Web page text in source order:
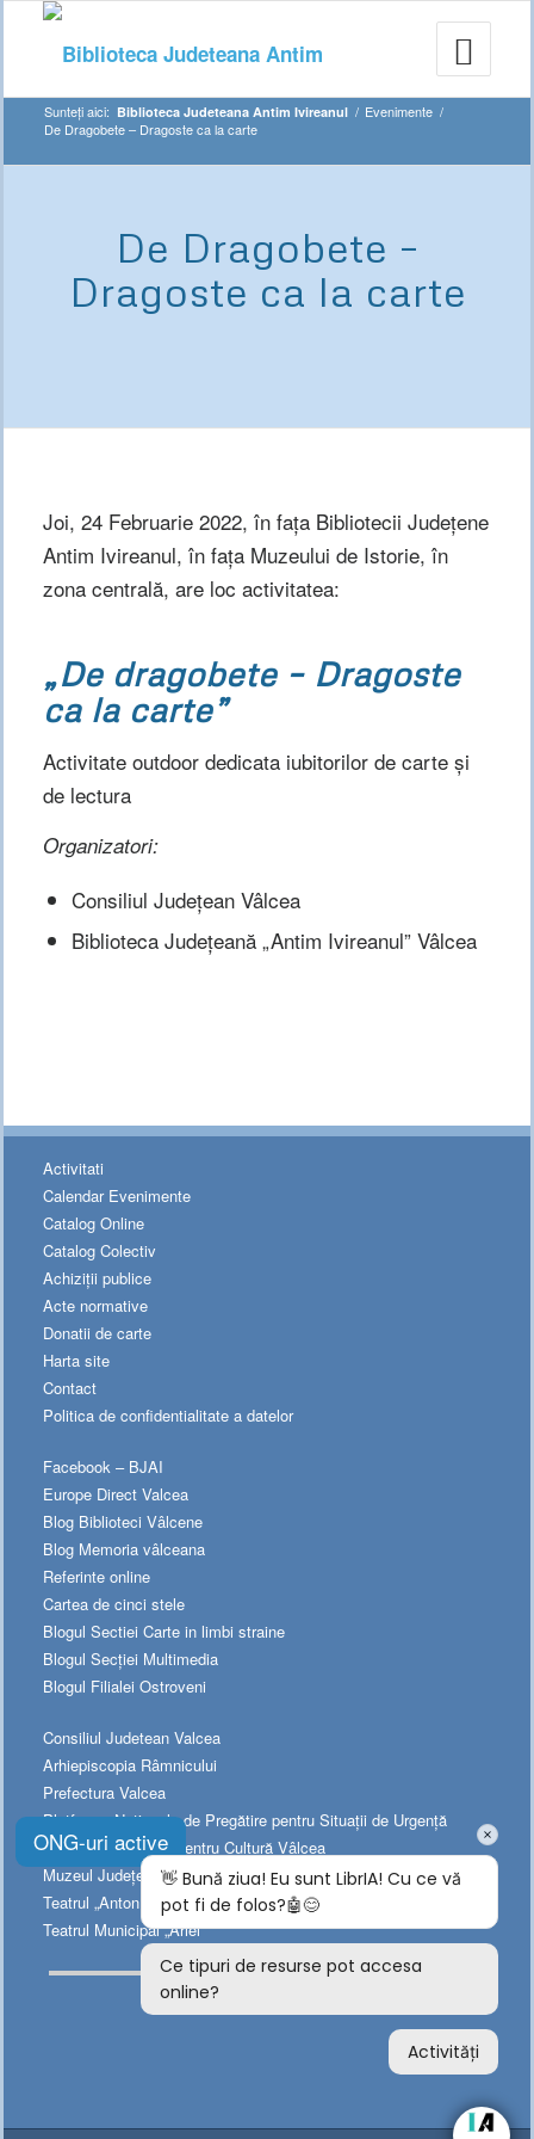
Sunteți aici: Biblioteca Judeteana Antim Ivireanul / Evenimente /
De Dragobete – Dragoste ca la carte
De Dragobete –
Dragoste ca la carte
Joi, 24 Februarie 2022, în fața Bibliotecii Județene
Antim Ivireanul, în fața Muzeului de Istorie, în
zona centrală, are loc activitatea:
„De dragobete – Dragoste
ca la carte”
Activitate outdoor dedicata iubitorilor de carte și
de lectura
Organizatori:
Consiliul Județean Vâlcea
Biblioteca Județeană „Antim Ivireanul” Vâlcea
Activitati
Calendar Evenimente
Catalog Online
Catalog Colectiv
Achiziții publice
Acte normative
Donatii de carte
Harta site
Contact
Politica de confidentialitate a datelor
Facebook – BJAI
Europe Direct Valcea
Blog Biblioteci Vâlcene
Blog Memoria vâlceana
Referinte online
Cartea de cinci stele
Blogul Sectiei Carte in limbi straine
Blogul Secției Multimedia
Blogul Filialei Ostroveni
Consiliul Judetean Valcea
Arhiepiscopia Râmnicului
Prefectura Valcea
Platforma Naționala de Pregătire pentru Situații de Urgență
Directia Judeţeană pentru Cultură Vâlcea
Muzeul Judeţean de Istorie
Teatrul „Anton Pann”
Teatrul Municipal „Ariel”
ONG-uri active